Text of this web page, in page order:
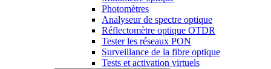
Photomètres
Analyseur de spectre optique
Réflectomètre optique OTDR
Tester les réseaux PON
Surveillance de la fibre optique
Tests et activation virtuels